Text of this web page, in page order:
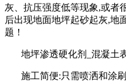
灰、抗压强度低等现象,或者
后出现地面地坪起砂起灰,地
题！
地坪渗透硬化剂 混凝土
施工简便:只需喷洒和涂